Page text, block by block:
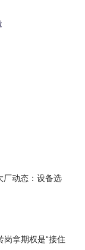
厂动态：设备选
拿期权是“接住